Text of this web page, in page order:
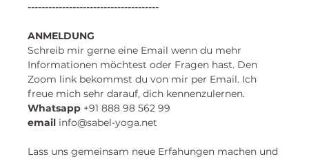
--------------------------------------
ANMELDUNG
Schreib mir gerne eine Email wenn du mehr
Informationen möchtest oder Fragen hast. Den
Zoom link bekommst du von mir per Email. Ich
freue mich sehr darauf, dich kennenzulernen.
​Whatsapp +91 888 98 562 99
email info@sabel-yoga.net
Lass uns gemeinsam neue Erfahungen machen und